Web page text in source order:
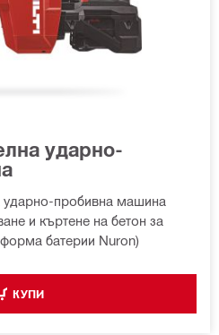
ударно-
пробивна машина
и къртене на бетон за
батерии Nuron)
КУПИ